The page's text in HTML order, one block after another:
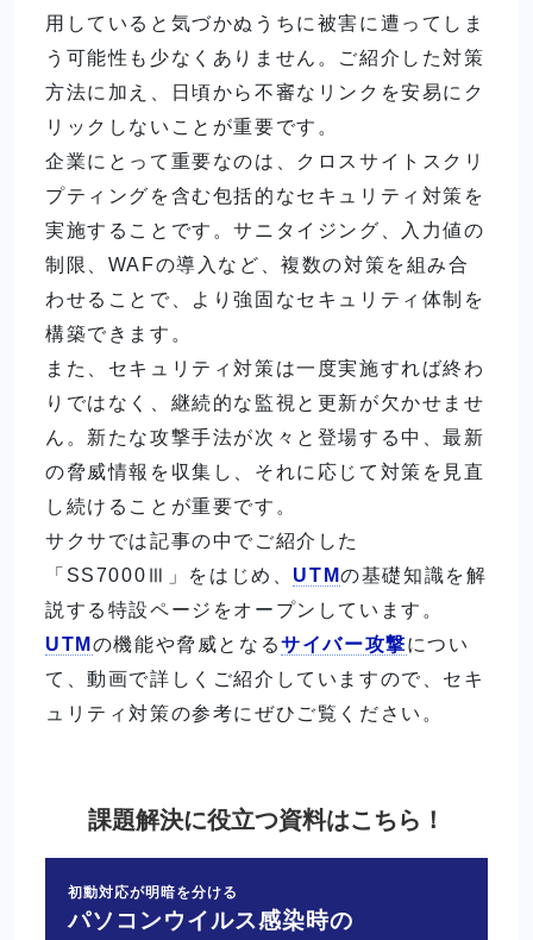
用していると気づかぬうちに被害に遭ってしま
う可能性も少なくありません。ご紹介した対策
方法に加え、日頃から不審なリンクを安易にク
リックしないことが重要です。
企業にとって重要なのは、クロスサイトスクリ
プティングを含む包括的なセキュリティ対策を
実施することです。サニタイジング、入力値の
制限、WAFの導入など、複数の対策を組み合
わせることで、より強固なセキュリティ体制を
構築できます。
また、セキュリティ対策は一度実施すれば終わ
りではなく、継続的な監視と更新が欠かせませ
ん。新たな攻撃手法が次々と登場する中、最新
の脅威情報を収集し、それに応じて対策を見直
し続けることが重要です。
サクサでは記事の中でご紹介した
「SS7000Ⅲ」をはじめ、 UTMの基礎知識を解
説する特設ページをオープンしています。
UTMの機能や脅威となるサイバー攻撃につい
て、動画で詳しくご紹介していますので、セキ
ュリティ対策の参考にぜひご覧ください。
課題解決に役立つ資料はこちら！
初動対応が明暗を分ける
パソコンウイルス感染時の